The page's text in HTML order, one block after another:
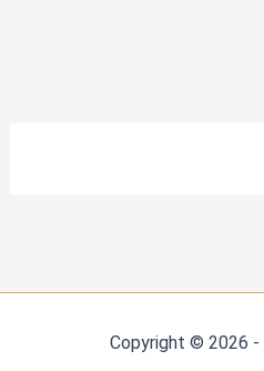
Copyright © 2026 -